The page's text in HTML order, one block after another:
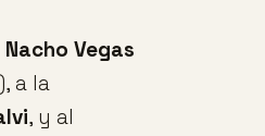
Nacho Vegas
a la
, y al